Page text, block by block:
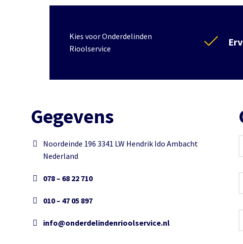
Kies voor Onderdelinden
Rioolservice
Gegevens
Noordeinde 196 3341 LW Hendrik Ido Ambacht
Nederland
078 – 68 22 710
010 – 47 05 897
info@onderdelindenrioolservice.nl